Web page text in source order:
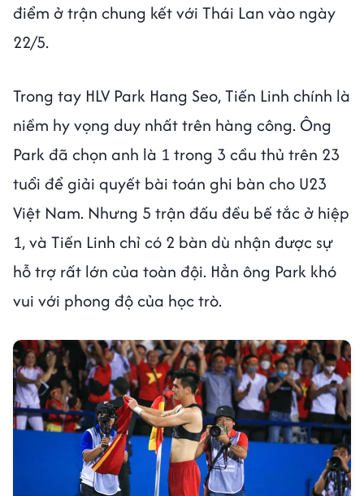
điểm ở trận chung kết với Thái Lan vào ngày
22/5.
Trong tay HLV Park Hang Seo, Tiến Linh chính là
niềm hy vọng duy nhất trên hàng công. Ông
Park đã chọn anh là 1 trong 3 cầu thủ trên 23
tuổi để giải quyết bài toán ghi bàn cho U23
Việt Nam. Nhưng 5 trận đấu đều bế tắc ở hiệp
1, và Tiến Linh chỉ có 2 bàn dù nhận được sự
hỗ trợ rất lớn của toàn đội. Hẳn ông Park khó
vui với phong độ của học trò.